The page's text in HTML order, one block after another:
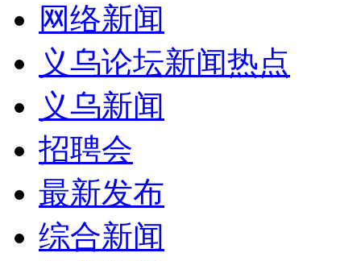
网络新闻
义乌论坛新闻热点
义乌新闻
招聘会
最新发布
综合新闻